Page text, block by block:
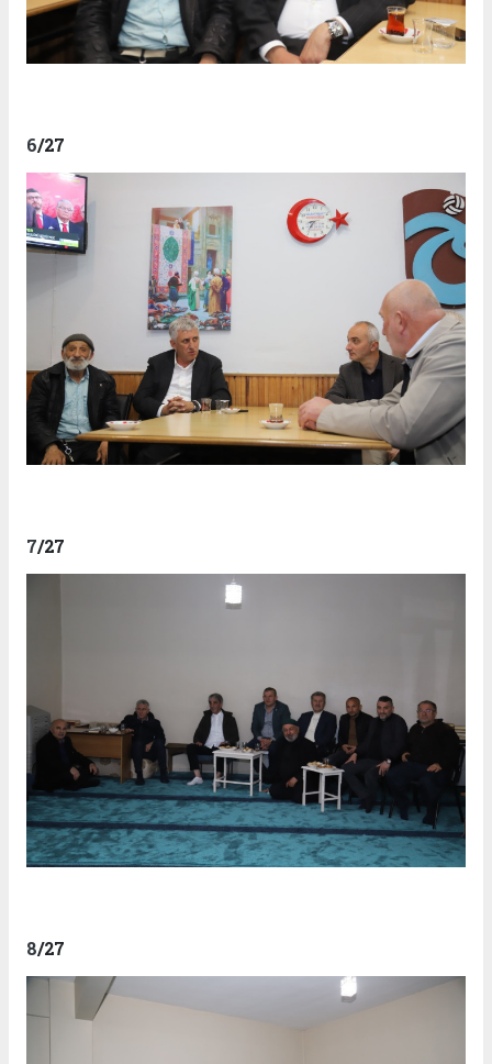
6/27
7/27
8/27